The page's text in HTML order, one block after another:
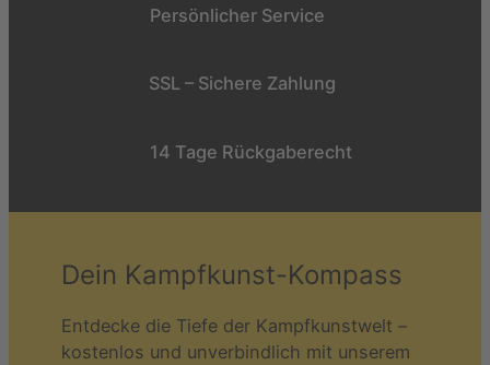
Persönlicher Service
SSL – Sichere Zahlung
14 Tage Rückgaberecht
Dein Kampfkunst-Kompass
Entdecke die Tiefe der Kampfkunstwelt –
kostenlos und unverbindlich mit unserem